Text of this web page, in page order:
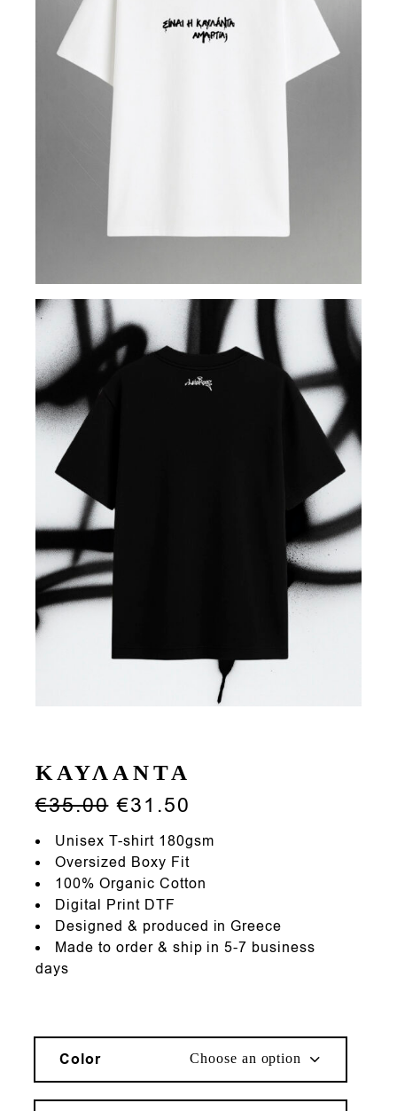
ΚΑΥΛΑΝΤΑ
€35.00 €31.50
Unisex T-shirt 180gsm
Oversized Boxy Fit
100% Organic Cotton
Digital Print DTF
Designed & produced in Greece
Made to order & ship in 5-7 business
days
Color Choose an option